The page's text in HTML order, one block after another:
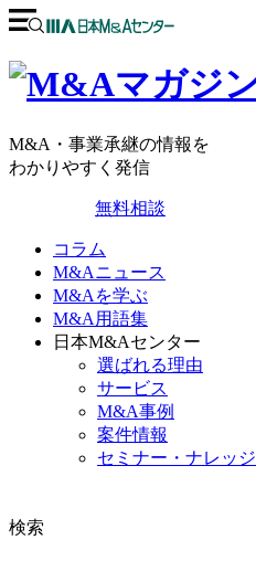
M&A・事業承継の情報を
わかりやすく発信
無料相談
コラム
M&Aニュース
M&Aを学ぶ
M&A用語集
日本M&Aセンター
選ばれる理由
サービス
M&A事例
案件情報
セミナー・ナレッジ
検索